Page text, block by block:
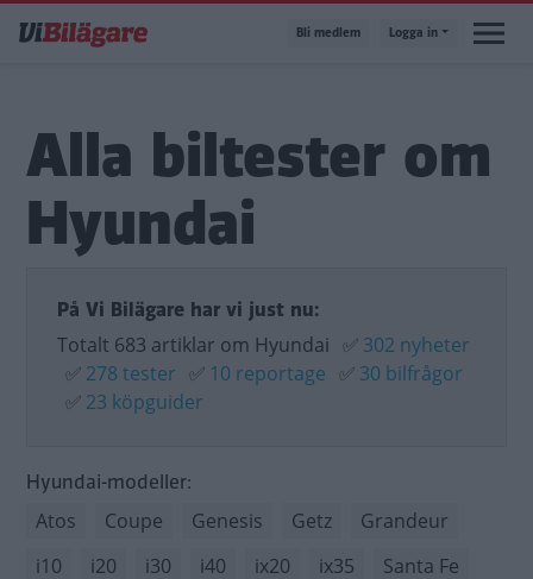
till
Bli medlem Logga in
Alla biltester om
Hyundai
På Vi Bilägare har vi just nu:
Totalt 683 artiklar om Hyundai ✅ 302 nyheter
✅ 278 tester ✅ 10 reportage ✅ 30 bilfrågor
✅ 23 köpguider
Hyundai-modeller:
Atos Coupe Genesis Getz
Grandeur
i10
i20 i30 i40 ix20 ix35
Santa Fe